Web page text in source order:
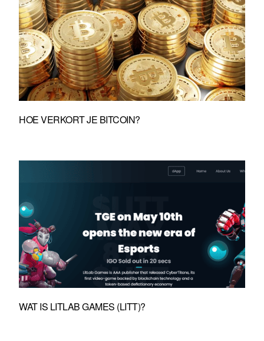
HOE VERKORT JE BITCOIN?
WAT IS LITLAB GAMES (LITT)?